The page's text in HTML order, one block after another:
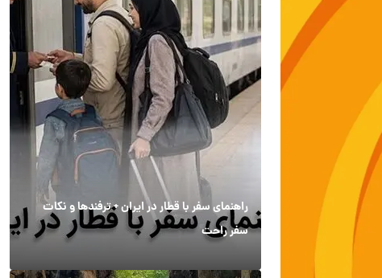
راهنمای سفر با قطار در ایران + ترفندها و نکات
سفر راحت